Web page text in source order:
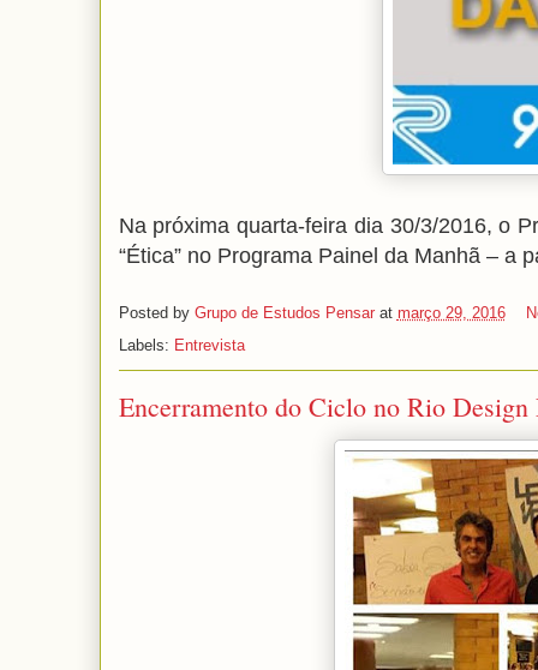
Na próxima quarta-feira dia 30/3/2016, o
“Ética” no Programa Painel da Manhã – a
Posted by Grupo de Estudos Pensar at março 29, 2016
Labels: Entrevista
Encerramento do Ciclo no Rio Design